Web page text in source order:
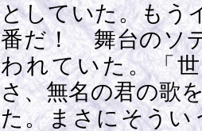
としていた。もう
番だ！ 舞台のソ
われていた。「
さ、無名の君の歌
た。まさにそうい